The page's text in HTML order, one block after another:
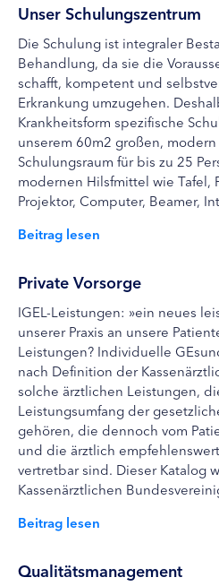
Unser Schulungszentrum
Die Schulung ist integraler
Behandlung, da sie die
schafft, kompetent und
Erkrankung umzugehen.
Krankheitsform spezifische
unserem 60m2 großen,
Schulungsraum für bis zu 25
modernen Hilsfmittel wie Tafel,
Projektor, Computer, Beamer,
Beitrag lesen
Private Vorsorge
IGEL-Leistungen: »ein neues
unserer Praxis an unsere
Leistungen? Individuelle
nach Definition der
solche ärztlichen Leistungen,
Leistungsumfang der
gehören, die dennoch vom
und die ärztlich
vertretbar sind. Dieser Katalog
Kassenärztlichen
Beitrag lesen
Qualitätsmanagement